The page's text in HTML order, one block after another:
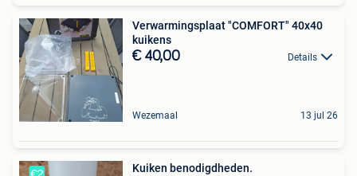
Verwarmingsplaat "COMFORT" 40x40
kuikens
€ 40,00 Details
Wezemaal 13 jul 26
Kuiken benodigdheden.